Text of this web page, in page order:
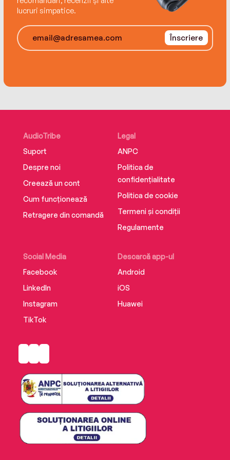
lucruri simpatice.
Înscriere
AudioTribe
Suport
Despre noi
Creează un cont
Cum funcționează
Retragere din comandă
Social Media
Facebook
LinkedIn
Instagram
TikTok
Descarcă app-ul
Android
iOS
Huawei
Legal
ANPC
Politica de
confidențialitate
Politica de cookie
Termeni și condiții
Regulamente